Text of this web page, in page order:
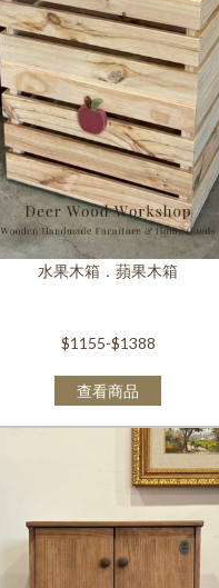
水果木箱．蘋果木箱
$1155-$1388
查看商品